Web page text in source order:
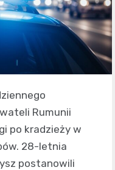
Rumunii
po kradzieży w
28-letnia
postanowili